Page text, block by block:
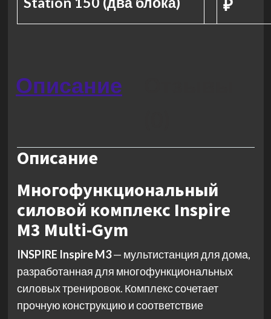
₽
Описание
Описание
Многофункциональный
силовой комплекс Inspire
M3 Multi-Gym
INSPIRE Inspire M3— мультистанция для дома,
разработанная для многофункциональных
силовых тренировок. Комплекс сочетает
прочную конструкцию и соответствие